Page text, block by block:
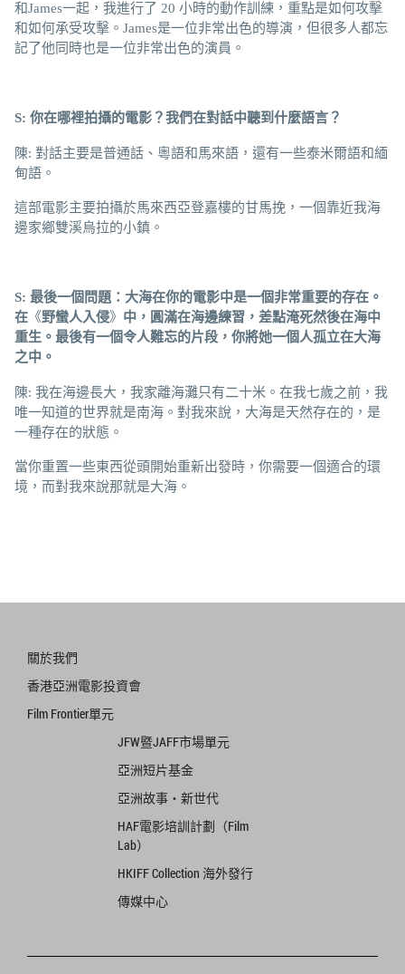
和James一起，我進行了 20 小時的動作訓練，重點是如何攻擊
和如何承受攻擊。James是一位非常出色的導演，但很多人都忘
記了他同時也是一位非常出色的演員。
S: 你在哪裡拍攝的電影？我們在對話中聽到什麼語言？
陳: 對話主要是普通話、粵語和馬來語，還有一些泰米爾語和緬
甸語。
這部電影主要拍攝於馬來西亞登嘉樓的甘馬挽，一個靠近我海
邊家鄉雙溪烏拉的小鎮。
S: 最後一個問題：大海在你的電影中是一個非常重要的存在 。
在 《野蠻人入侵》 中，圓滿在海邊練習，差點淹死然後在海中
重生。最後有一個令人難忘的片段， 你將她一個人孤立在大海
之中。
陳: 我在海邊長大，我家離海灘只有二十米。在我七歲之前，我
唯一知道的世界就是南海。對我來說，大海是天然存在的，是
一種存在的狀態。
當你重置一些東西從頭開始重新出發時，你需要一個適合的環
境，而對我來說那就是大海。
關於我們
香港亞洲電影投資會
Film Frontier單元
JFW暨JAFF市場單元
亞洲短片基金
亞洲故事‧新世代
HAF電影培訓計劃（Film
Lab）
HKIFF Collection 海外發行
傳媒中心